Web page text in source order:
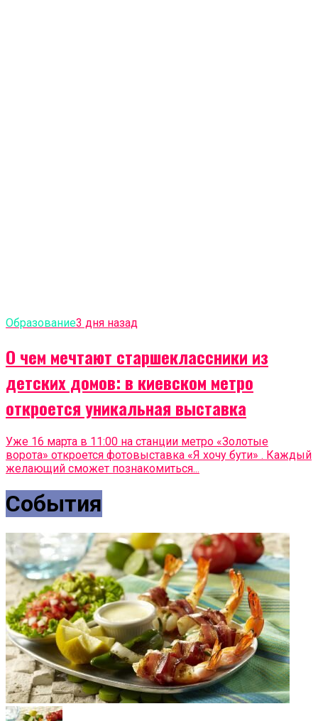
Образование3 дня назад
О чем мечтают старшеклассники из
детских домов: в киевском метро
откроется уникальная выставка
Уже 16 марта в 11:00 на станции метро «Золотые
ворота» откроется фотовыставка «Я хочу бути» . Каждый
желающий сможет познакомиться...
События